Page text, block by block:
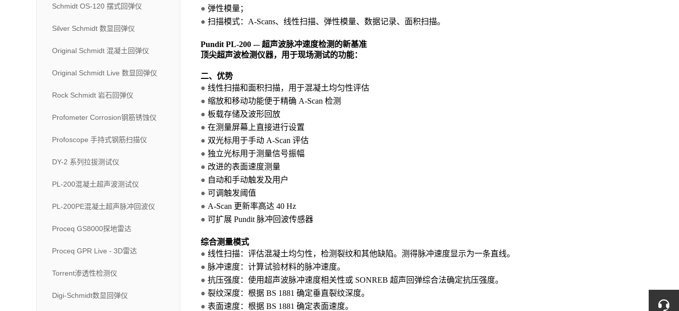
Schmidt OS-120 摆式回弹仪
Silver Schmidt 数显回弹仪
Original Schmidt 混凝土回弹仪
Original Schmidt Live 数显回弹仪
Rock Schmidt 岩石回弹仪
Profometer Corrosion钢筋锈蚀仪
Profoscope 手持式钢筋扫描仪
DY-2 系列拉拔测试仪
PL-200混凝土超声波测试仪
PL-200PE混凝土超声脉冲回波仪
Proceq GS8000探地雷达
Proceq GPR Live - 3D雷达
Torrent渗透性检测仪
Digi-Schmidt数显回弹仪
● 弹性模量；
● 扫描模式：A-Scans、线性扫描、弹性模量、数据记录、面积扫描。
Pundit PL-200 -– 超声波脉冲速度检测的新基准
顶尖超声波检测仪器，用于现场测试的功能：
二、优势
● 线性扫描和面积扫描，用于混凝土均匀性评估
● 缩放和移动功能便于精确 A-Scan 检测
● 板载存储及波形回放
● 在测量屏幕上直接进行设置
● 双光标用于手动 A-Scan 评估
● 独立光标用于测量信号振幅
● 改进的表面速度测量
● 自动和手动触发及用户
● 可调触发阈值
● A-Scan 更新率高达 40 Hz
● 可扩展 Pundit 脉冲回波传感器
综合测量模式
● 线性扫描：评估混凝土均匀性，检测裂纹和其他缺陷。测得脉冲速度显示为一条直线。
● 脉冲速度：计算试验材料的脉冲速度。
● 抗压强度：使用超声波脉冲速度相关性或 SONREB 超声回弹综合法确定抗压强度。
● 裂纹深度：根据 BS 1881 确定垂直裂纹深度。
● 表面速度：根据 BS 1881 确定表面速度。